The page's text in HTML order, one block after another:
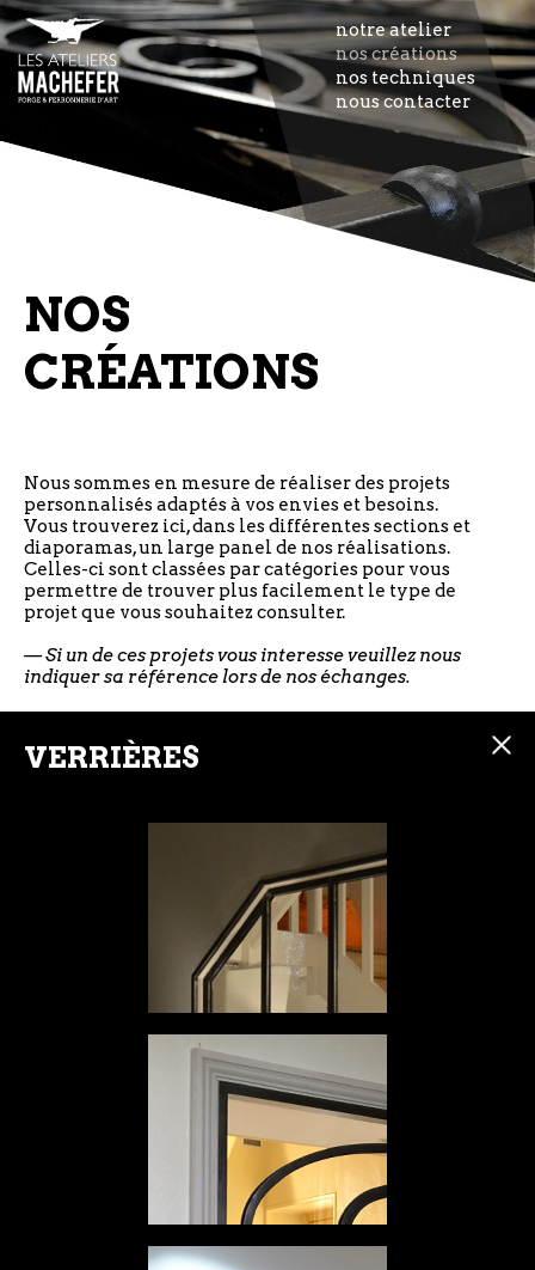
notre atelier
nos créations
nos techniques
nous contacter
NOS
CRÉATIONS
Nous sommes en mesure de réaliser des projets
personnalisés adaptés à vos envies et besoins.
Vous trouverez ici, dans les différentes sections et
diaporamas, un large panel de nos réalisations.
Celles-ci sont classées par catégories pour vous
permettre de trouver plus facilement le type de
projet que vous souhaitez consulter.
— Si un de ces projets vous interesse veuillez nous
indiquer sa référence lors de nos échanges.
VERRIÈRES